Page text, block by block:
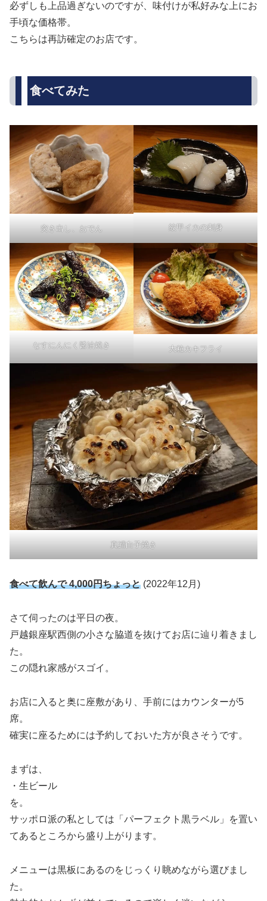
必ずしも上品過ぎないのですが、味付けが私好みな上にお
手頃な価格帯。
こちらは再訪確定のお店です。
食べてみた
突き出し、おでん 紋甲イカの刺身
なすにんにく醤油焼き 大粒カキフライ
真鱈白子焼き
食べて飲んで 4,000円ちょっと (2022年12月)
さて伺ったのは平日の夜。
戸越銀座駅西側の小さな脇道を抜けてお店に辿り着きまし
た。
この隠れ家感がスゴイ。
お店に入ると奥に座敷があり、手前にはカウンターが5
席。
確実に座るためには予約しておいた方が良さそうです。
まずは、
・生ビール
を。
サッポロ派の私としては「パーフェクト黒ラベル」を置い
てあるところから盛り上がります。
メニューは黒板にあるのをじっくり眺めながら選びまし
た。